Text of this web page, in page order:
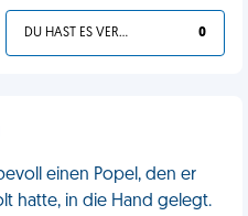
DU HAST ES VERDIENT 0
einen Popel, den er
hatte, in die Hand gelegt.